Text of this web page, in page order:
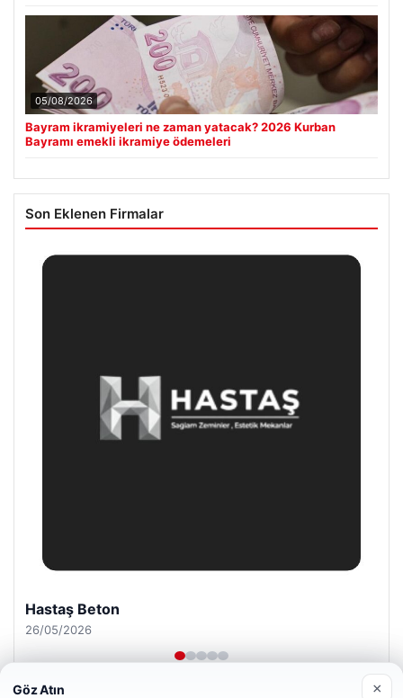
05/08/2026
Bayram ikramiyeleri ne zaman yatacak? 2026 Kurban
Bayramı emekli ikramiye ödemeleri
Son Eklenen Firmalar
Prenses Night Club
29/04/2026
Göz Atın ×